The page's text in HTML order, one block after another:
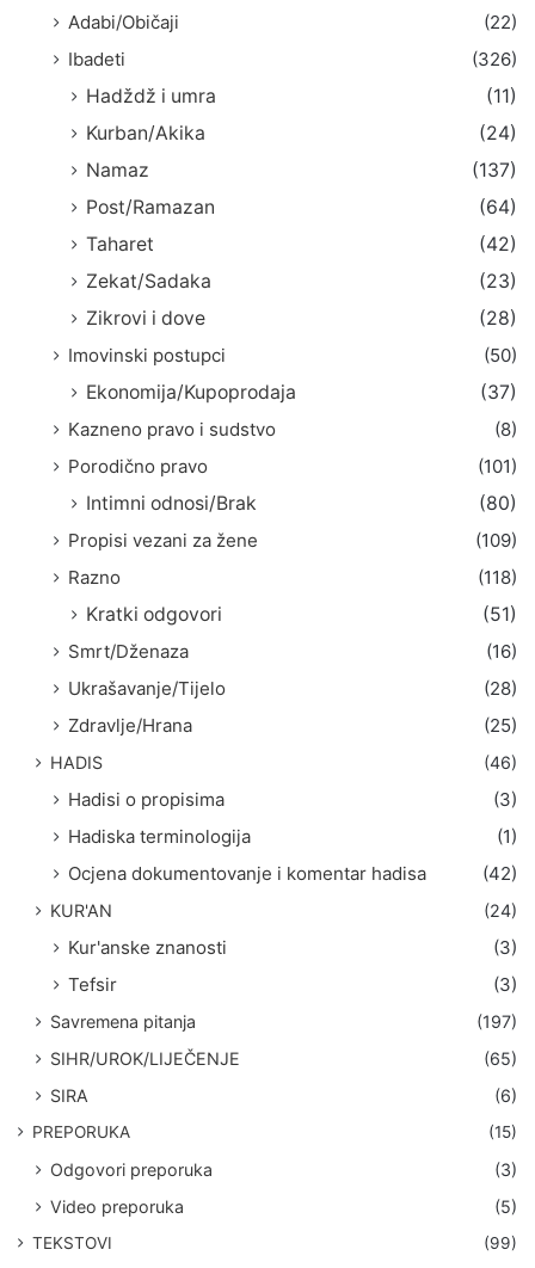
Adabi/Običaji
(22)
Ibadeti
(326)
Hadždž i umra
(11)
Kurban/Akika
(24)
Namaz
(137)
Post/Ramazan
(64)
Taharet
(42)
Zekat/Sadaka
(23)
Zikrovi i dove
(28)
Imovinski postupci
(50)
Ekonomija/Kupoprodaja
(37)
Kazneno pravo i sudstvo
(8)
Porodično pravo
(101)
Intimni odnosi/Brak
(80)
Propisi vezani za žene
(109)
Razno
(118)
Kratki odgovori
(51)
Smrt/Dženaza
(16)
Ukrašavanje/Tijelo
(28)
Zdravlje/Hrana
(25)
HADIS (46)
Hadisi o propisima
(3)
Hadiska terminologija
(1)
Ocjena dokumentovanje i komentar hadisa
(42)
KUR'AN (24)
Kur'anske znanosti
(3)
Tefsir
(3)
Savremena pitanja
(197)
SIHR/UROK/LIJEČENJE
(65)
SIRA
(6)
PREPORUKA (15)
Odgovori preporuka
(3)
Video preporuka
(5)
TEKSTOVI
(99)